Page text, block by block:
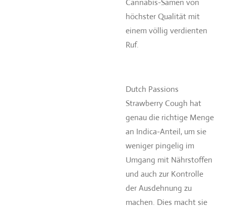
Cannabis-Samen von
höchster Qualität mit
einem völlig verdienten
Ruf.
Dutch Passions
Strawberry Cough hat
genau die richtige Menge
an Indica-Anteil, um sie
weniger pingelig im
Umgang mit Nährstoffen
und auch zur Kontrolle
der Ausdehnung zu
machen. Dies macht sie